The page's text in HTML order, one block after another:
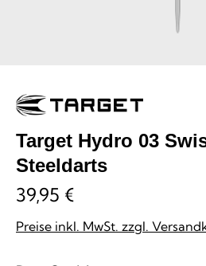
Target Hydro 03
Steeldarts
39,95 €
Preise inkl. MwSt. zzgl.